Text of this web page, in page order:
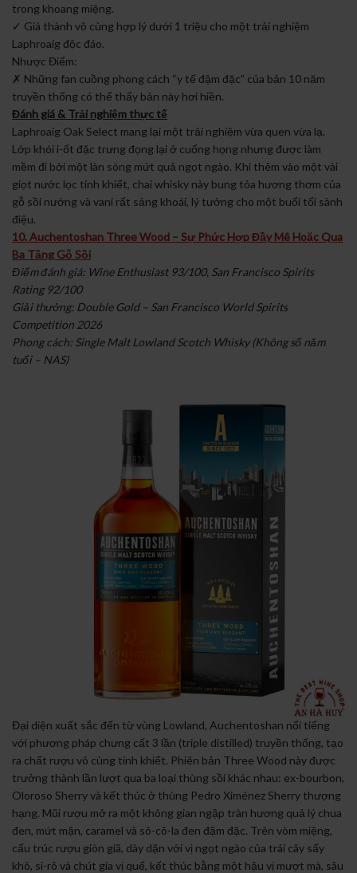
trong khoang miệng.
✓ Giá thành vô cùng hợp lý dưới 1 triệu cho một trải nghiệm
Laphroaig độc đáo.
Nhược Điểm:
✗ Những fan cuồng phong cách “y tế đậm đặc” của bản 10 năm
truyền thống có thể thấy bản này hơi hiền.
Đánh giá & Trải nghiệm thực tế
Laphroaig Oak Select mang lại một trải nghiệm vừa quen vừa lạ.
Lớp khói i-ốt đặc trưng đọng lại ở cuống họng nhưng được làm
mềm đi bởi một làn sóng mứt quả ngọt ngào. Khi thêm vào một vài
giọt nước lọc tinh khiết, chai whisky này bung tỏa hương thơm của
gỗ sồi nướng và vani rất sảng khoái, lý tưởng cho một buổi tối sành
điệu.
10. Auchentoshan Three Wood – Sự Phức Hợp Đầy Mê Hoặc Qua
Ba Tầng Gỗ Sồi
Điểm đánh giá: Wine Enthusiast 93/100, San Francisco Spirits
Rating 92/100
Giải thưởng: Double Gold – San Francisco World Spirits
Competition 2026
Phong cách: Single Malt Lowland Scotch Whisky (Không số năm
tuổi – NAS)
Đại diện xuất sắc đến từ vùng Lowland, Auchentoshan nổi tiếng
với phương pháp chưng cất 3 lần (triple distilled) truyền thống, tạo
ra chất rượu vô cùng tinh khiết. Phiên bản Three Wood này được
trưởng thành lần lượt qua ba loại thùng sồi khác nhau: ex-bourbon,
Oloroso Sherry và kết thúc ở thùng Pedro Ximénez Sherry thượng
hạng. Mũi rượu mở ra một không gian ngập tràn hương quả lý chua
đen, mứt mận, caramel và sô-cô-la đen đậm đặc. Trên vòm miệng,
cấu trúc rượu giòn giã, dày dặn với vị ngọt ngào của trái cây sấy
khô, si-rô và chút gia vị quế, kết thúc bằng một hậu vị mượt mà, sâu